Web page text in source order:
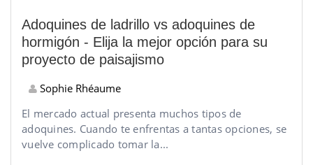
Adoquines de ladrillo vs adoquines de
hormigón - Elija la mejor opción para su
proyecto de paisajismo
Sophie Rhéaume
El mercado actual presenta muchos tipos de
adoquines. Cuando te enfrentas a tantas opciones, se
vuelve complicado tomar la...